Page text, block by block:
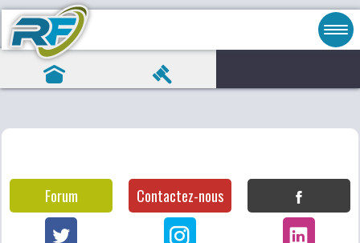
Forum Contactez-nous